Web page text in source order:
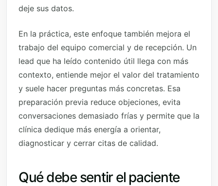
deje sus datos.
En la práctica, este enfoque también mejora el
trabajo del equipo comercial y de recepción. Un
lead que ha leído contenido útil llega con más
contexto, entiende mejor el valor del tratamiento
y suele hacer preguntas más concretas. Esa
preparación previa reduce objeciones, evita
conversaciones demasiado frías y permite que la
clínica dedique más energía a orientar,
diagnosticar y cerrar citas de calidad.
Qué debe sentir el paciente